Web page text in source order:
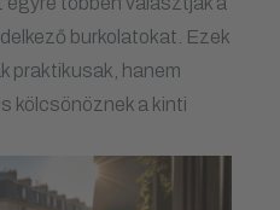
burkolatokat. Ezek
praktikusak, hanem
kölcsönöznek a kinti